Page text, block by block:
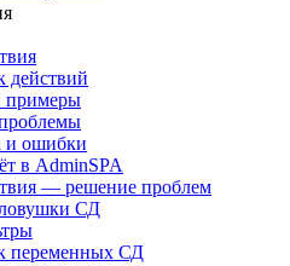
действий
примеры
ошибки
в AdminSPA
— решение проблем
СД
переменных СД